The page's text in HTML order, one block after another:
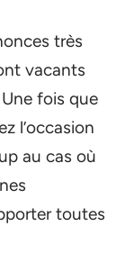
très
vacants
fois que
l’occasion
au cas où
toutes